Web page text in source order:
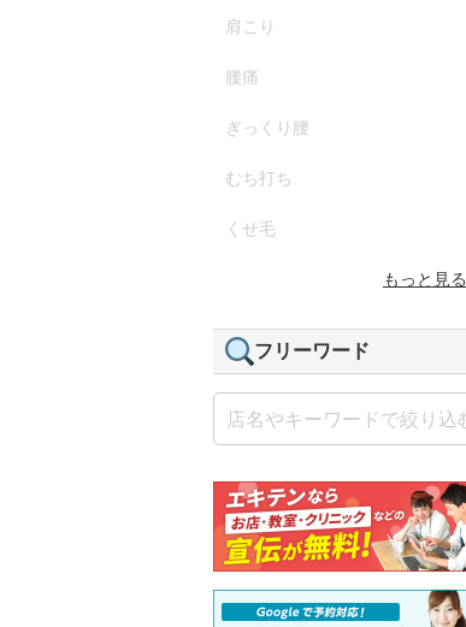
肩こり
腰痛
ぎっくり腰
むち打ち
くせ毛
もっと見る
フリーワード